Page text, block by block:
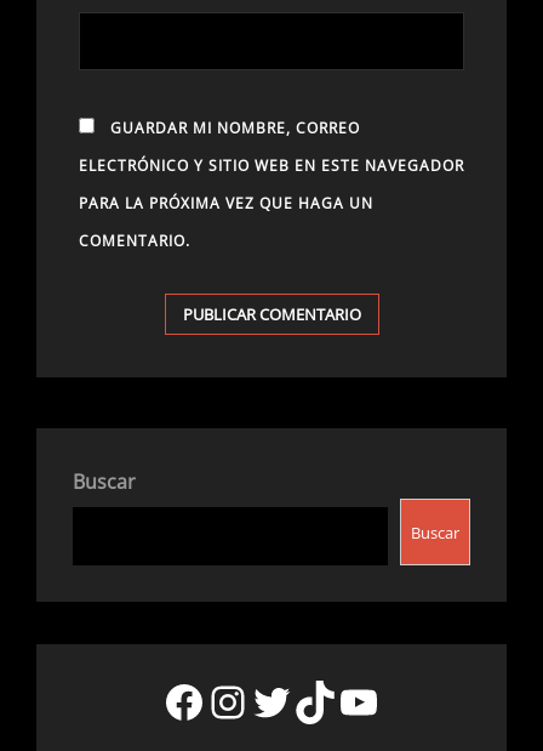
GUARDAR MI NOMBRE, CORREO
ELECTRÓNICO Y SITIO WEB EN ESTE NAVEGADOR
PARA LA PRÓXIMA VEZ QUE HAGA UN
COMENTARIO.
Buscar
Buscar
Facebook
Instagram
Twitter
TikTok
YouTube